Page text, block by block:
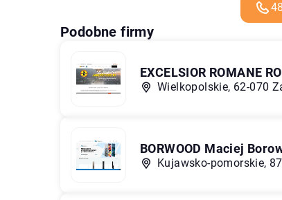
Podobne firmy
EXCELSIOR ROMANE
Wielkopolskie, 62-070
BORWOOD Maciej
Kujawsko-pomorskie,